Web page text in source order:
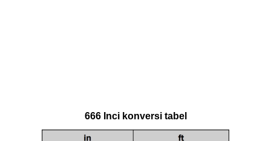
666 Inci konversi tabel